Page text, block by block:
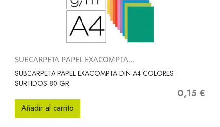
SUBCARPETA PAPEL EXACOMPTA...
SUBCARPETA PAPEL EXACOMPTA DIN A4 COLORES
SURTIDOS 80 GR
Precio
0,15 €
Añadir al carrito